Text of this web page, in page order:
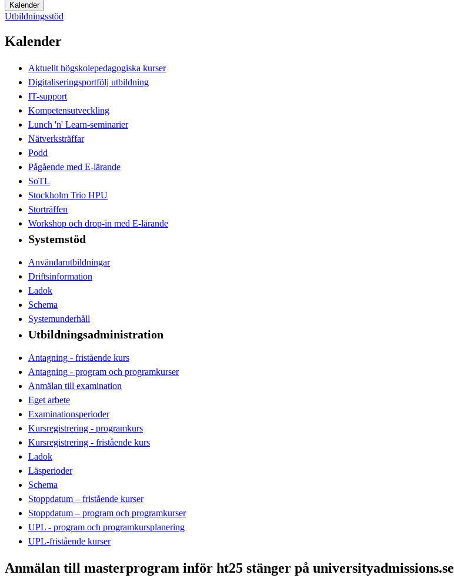
Kalender
Utbildningsstöd
Kalender
Aktuellt högskolepedagogiska kurser
Digitaliseringsportfölj utbildning
IT-support
Kompetensutveckling
Lunch 'n' Learn-seminarier
Nätverksträffar
Podd
Pågående med E-lärande
SoTL
Stockholm Trio HPU
Storträffen
Workshop och drop-in med E-lärande
Systemstöd
Användarutbildningar
Driftsinformation
Ladok
Schema
Systemunderhåll
Utbildningsadministration
Antagning - fristående kurs
Antagning - program och programkurser
Anmälan till examination
Eget arbete
Examinationsperioder
Kursregistrering - programkurs
Kursregistrering - fristående kurs
Ladok
Läsperioder
Schema
Stoppdatum – fristående kurser
Stoppdatum – program och programkurser
UPL - program och programkursplanering
UPL-fristående kurser
Anmälan till masterprogram inför ht25 stänger på universityadmissions.se